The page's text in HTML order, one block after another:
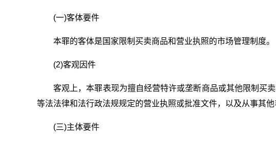
(一)客体要件
本罪的客体是国家限制买卖商品和营业执照的市场管理制度。
(2)客观因件
客观上，本罪表现为擅自经营特许或垄断商品或其他限制买
等法法律和法行政法规规定的营业执照或批准文件，以及从事其
(三)主体要件